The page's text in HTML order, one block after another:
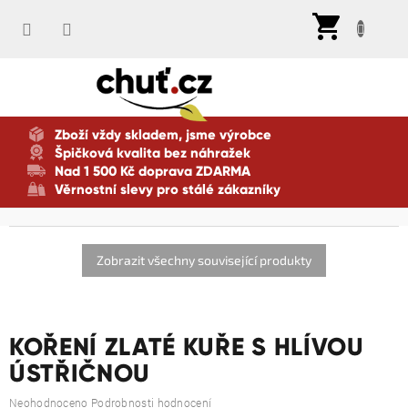
Zboží vždy skladem, jsme výrobce
Špičková kvalita bez náhražek
Nad 1 500 Kč doprava ZDARMA
Věrnostní slevy pro stálé zákazníky
KOŘENÍ ZLATÉ KUŘE S HLÍVOU
ÚSTŘIČNOU
Průměrné
Neohodnoceno Podrobnosti hodnocení
Zobrazit všechny související produkty